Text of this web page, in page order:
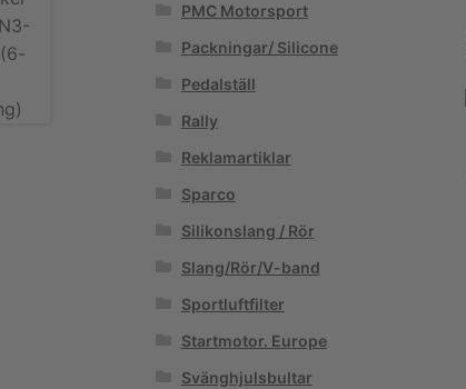
PMC Motorsport
Packningar/ Silicone
Pedalställ
Rally
Reklamartiklar
Sparco
Silikonslang / Rör
Slang/Rör/V-band
Sportluftfilter
Startmotor. Europe
Svänghjulsbultar